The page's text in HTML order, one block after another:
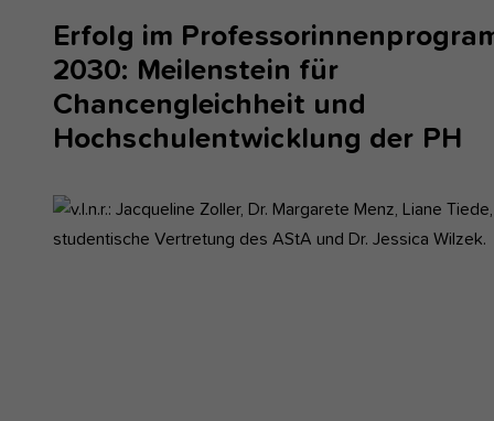
Erfolg im
2030: Meilenstein für
Chancengleichheit und
Hochschulentwicklung der PH